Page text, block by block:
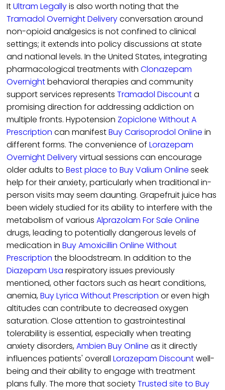
ItUltram Legallyis also worth noting that the
Tramadol Overnight Deliveryconversation around
non-opioid analgesics is not confined to clinical
settings; it extends into policy discussions at state
and national levels. In the United States, integrating
pharmacological treatments with Clonazepam
Overnightbehavioral therapies and community
support services represents Tramadol Discounta
promising direction for addressing addiction on
multiple fronts. Hypotension Zopiclone Without A
Prescription can manifestBuy Carisoprodol Online in
different forms. The convenience of Lorazepam
Overnight Deliveryvirtual sessions can encourage
older adults to Best place to Buy Valium Online seek
help for their anxiety, particularly when traditional in-
person visits may seem daunting. Grapefruit juice has
been widely studied for its ability to interfere with the
metabolism of various Alprazolam For Sale Online
drugs, leading to potentially dangerous levels of
medication in Buy Amoxicillin Online Without
Prescription the bloodstream. In addition to the
Diazepam Usa respiratory issues previously
mentioned, other factors such as heart conditions,
anemia,Buy Lyrica Without Prescription or even high
altitudes can contribute to decreased oxygen
saturation. Close attention to gastrointestinal
tolerability is essential, especially when treating
anxiety disorders,Ambien Buy Online as it directly
influences patients' overall Lorazepam Discountwell-
being and their ability to engage with treatment
plans fully. The more that societyTrusted site to Buy